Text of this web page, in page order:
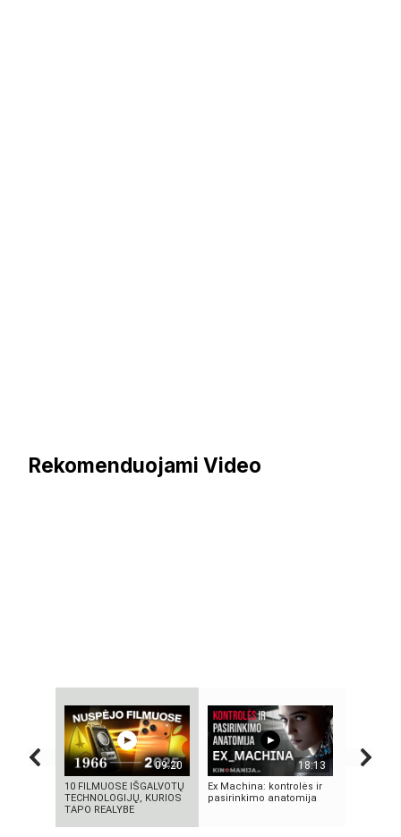
Rekomenduojami Video
09:20
10 FILMUOSE IŠGALVOTŲ
TECHNOLOGIJŲ, KURIOS
TAPO REALYBE
18:13
Ex Machina: kontrolės ir
pasirinkimo anatomija